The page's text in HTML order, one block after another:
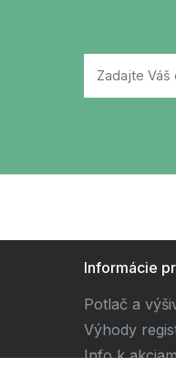
Informácie
Potlač a
Výhody
Info k